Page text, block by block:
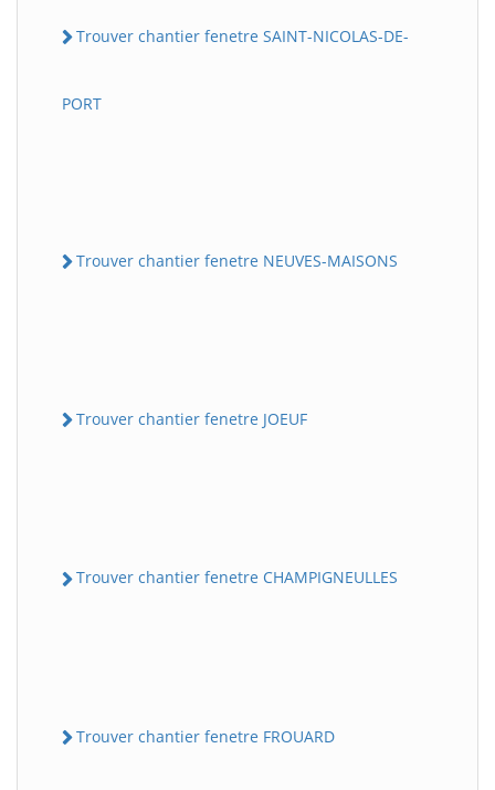
Trouver chantier fenetre SAINT-NICOLAS-DE-
PORT
Trouver chantier fenetre NEUVES-MAISONS
Trouver chantier fenetre JOEUF
Trouver chantier fenetre CHAMPIGNEULLES
Trouver chantier fenetre FROUARD